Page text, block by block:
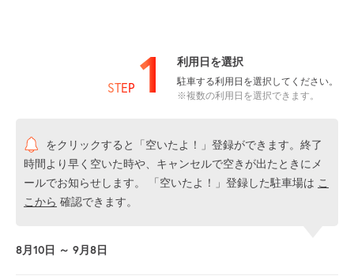
STEP 1 利用日を選択
駐車する利用日を選択してください。
※複数の利用日を選択できます。
をクリックすると「空いたよ！」登録ができます。終了
時間より早く空いた時や、キャンセルで空きが出たときにメ
ールでお知らせします。 「空いたよ！」登録した駐車場は こ
こから 確認できます。
8月10日 ～ 9月8日